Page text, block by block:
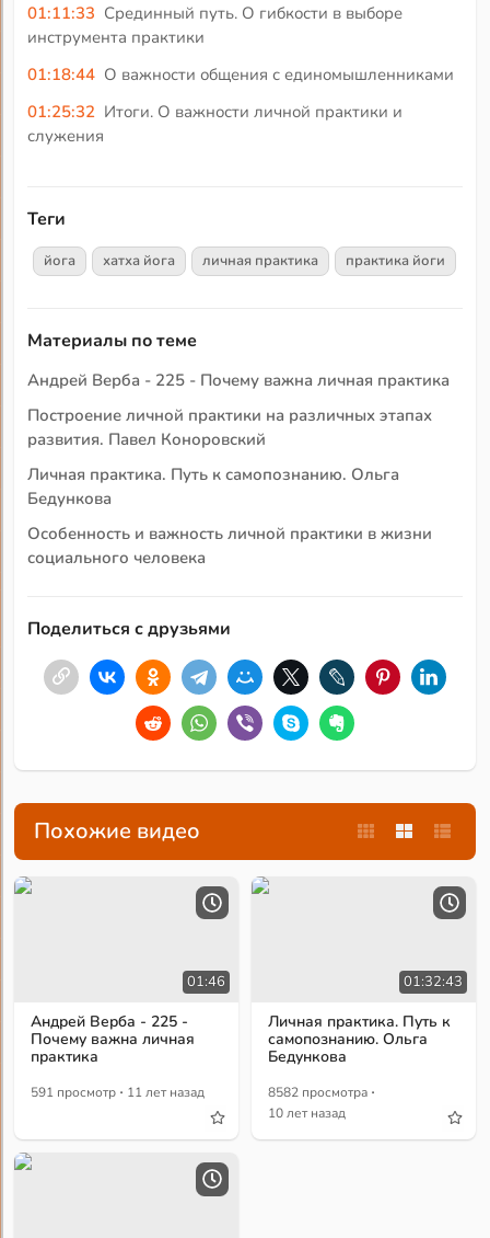
01:11:33 Срединный путь. О гибкости в выборе
инструмента практики
01:18:44 О важности общения с единомышленниками
01:25:32 Итоги. О важности личной практики и
служения
Теги
йога хатха йога личная практика практика йоги
Материалы по теме
Андрей Верба - 225 - Почему важна личная практика
Построение личной практики на различных этапах
развития. Павел Коноровский
Личная практика. Путь к самопознанию. Ольга
Бедункова
Особенность и важность личной практики в жизни
социального человека
Поделиться с друзьями
Похожие видео
01:46
Андрей Верба - 225 -
Почему важна личная
практика
591 просмотр · 11 лет назад
01:32:43
Личная практика. Путь к
самопознанию. Ольга
Бедункова
8582 просмотра ·
10 лет назад